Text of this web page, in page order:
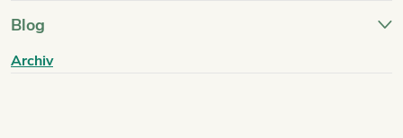
Blog
Archiv